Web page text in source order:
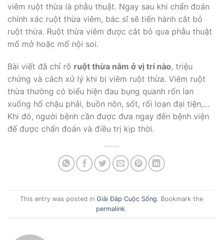
viêm ruột thừa là phẫu thuật. Ngay sau khi chẩn đoán
chính xác ruột thừa viêm, bác sĩ sẽ tiến hành cắt bỏ
ruột thừa. Ruột thừa viêm được cắt bỏ qua phẫu thuật
mổ mở hoặc mổ nội soi.
Bài viết đã chỉ rõ ruột thừa nằm ở vị trí nào, triệu
chứng và cách xử lý khi bị viêm ruột thừa. Viêm ruột
thừa thường có biểu hiện đau bụng quanh rốn lan
xuống hố chậu phải, buồn nôn, sốt, rối loạn đại tiện,…
Khi đó, người bệnh cần được đưa ngay đến bệnh viện
để được chẩn đoán và điều trị kịp thời.
This entry was posted in Giải Đáp Cuộc Sống. Bookmark the
permalink.